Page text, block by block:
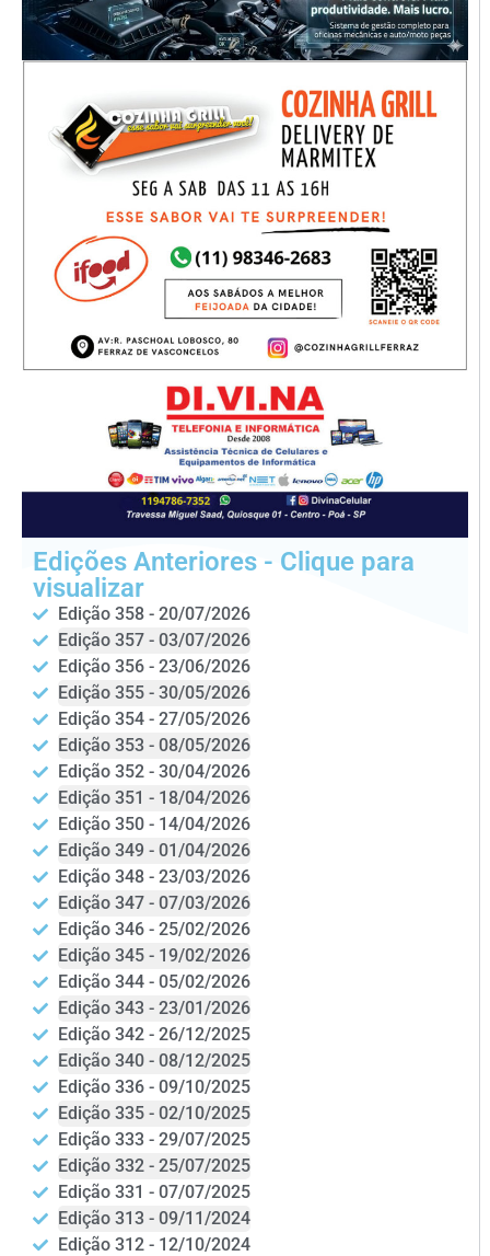
Edições Anteriores - Clique para
visualizar
Edição 358 - 20/07/2026
Edição 357 - 03/07/2026
Edição 356 - 23/06/2026
Edição 355 - 30/05/2026
Edição 354 - 27/05/2026
Edição 353 - 08/05/2026
Edição 352 - 30/04/2026
Edição 351 - 18/04/2026
Edição 350 - 14/04/2026
Edição 349 - 01/04/2026
Edição 348 - 23/03/2026
Edição 347 - 07/03/2026
Edição 346 - 25/02/2026
Edição 345 - 19/02/2026
Edição 344 - 05/02/2026
Edição 343 - 23/01/2026
Edição 342 - 26/12/2025
Edição 340 - 08/12/2025
Edição 336 - 09/10/2025
Edição 335 - 02/10/2025
Edição 333 - 29/07/2025
Edição 332 - 25/07/2025
Edição 331 - 07/07/2025
Edição 313 - 09/11/2024
Edição 312 - 12/10/2024